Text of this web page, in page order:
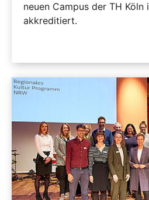
neuen Campus der TH Köln
akkreditiert.